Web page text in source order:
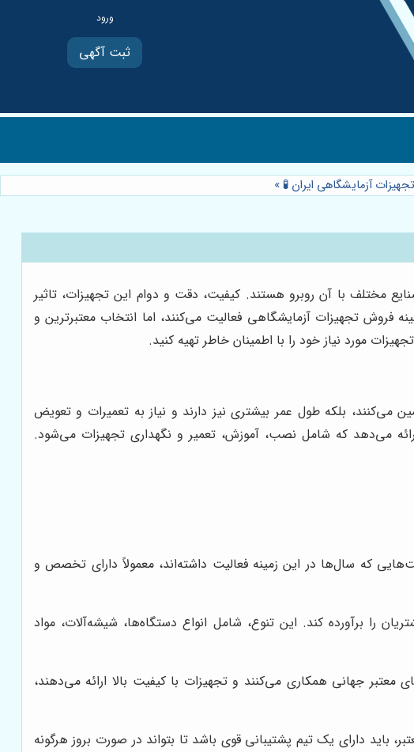
ثبت آگهی
آزمایشگاهی ایران 🧪 »
مختلف با آن روبرو هستند. کیفیت، دقت و دوام این تجهیزات، تاثیر
فروش تجهیزات آزمایشگاهی فعالیت می‌کنند، اما انتخاب معتبرترین و
مورد نیاز خود را با اطمینان خاطر تهیه کنید.
بلکه طول عمر بیشتری نیز دارند و نیاز به تعمیرات و تعویض
می‌دهد که شامل نصب، آموزش، تعمیر و نگهداری تجهیزات می‌شود.
که سال‌ها در این زمینه فعالیت داشته‌اند، معمولاً دارای تخصص و
را برآورده کند. این تنوع، شامل انواع دستگاه‌ها، شیشه‌آلات، مواد
جهانی همکاری می‌کنند و تجهیزات با کیفیت بالا ارائه می‌دهند،
دارای یک تیم پشتیبانی قوی باشد تا بتواند در صورت بروز هرگونه